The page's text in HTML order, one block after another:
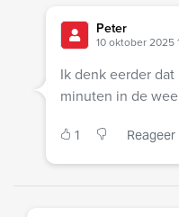
Peter
10 oktober 2025
Ik denk eerder
minuten in de
1 Reageer